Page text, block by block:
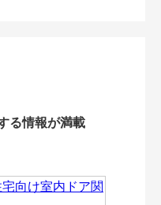
る情報が満載